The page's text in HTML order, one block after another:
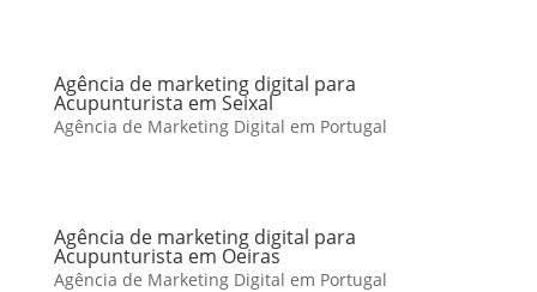
Agência de marketing digital para
Acupunturista em Seixal
Agência de Marketing Digital em Portugal
Agência de marketing digital para
Acupunturista em Oeiras
Agência de Marketing Digital em Portugal